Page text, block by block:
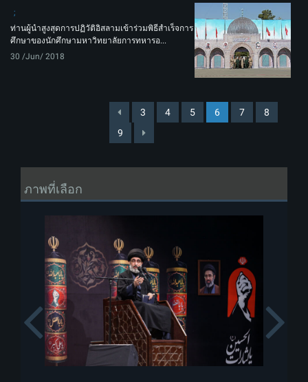
ท่านผู้นำสูงสุดการปฏิวัติอิสลามเข้าร่วมพิธีสำเร็จการ
ศึกษาของนักศึกษามหาวิทยาลัยการทหารอ...
30 /Jun/ 2018
3 4 5 6 7
8
9
ภาพที่เลือก
Previous